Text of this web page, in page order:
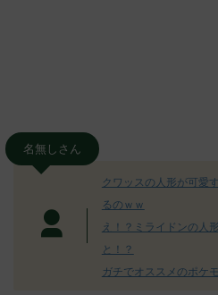
名無しさん
クワッスの人形が可愛
るのｗｗ
え！？ミライドンの人
と！？
ガチでオススメのポケ